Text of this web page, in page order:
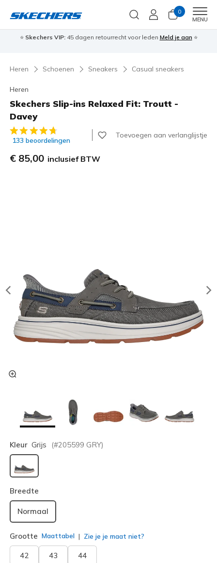
0
MENU
⭐ Skechers VIP:45 dagen retourrecht voor leden Meld je aan ⭐
Heren Schoenen Sneakers Casual sneakers
Heren
Skechers Slip-ins Relaxed Fit: Troutt -
Davey
4,6 van de 5 klantbeoordelingen
133 beoordelingen
Toevoegen aan verlanglijstje
€ 85,00 inclusief BTW
Kleur Grijs (#205599 GRY)
geselecteerd
Breedte
Normaal
Grootte Maattabel Zie je je maat niet?
42 43 44